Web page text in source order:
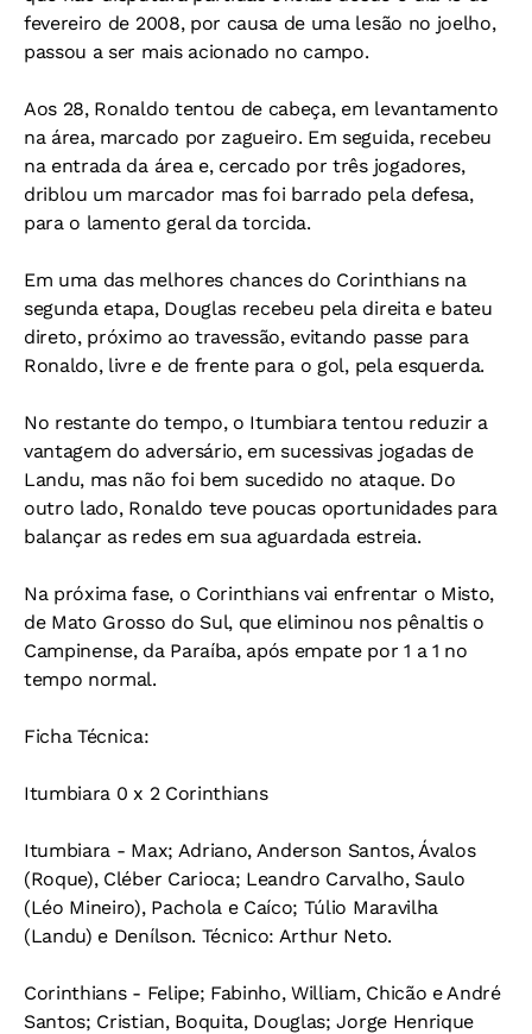
fevereiro de 2008, por causa de uma lesão no joelho,
passou a ser mais acionado no campo.
Aos 28, Ronaldo tentou de cabeça, em levantamento
na área, marcado por zagueiro. Em seguida, recebeu
na entrada da área e, cercado por três jogadores,
driblou um marcador mas foi barrado pela defesa,
para o lamento geral da torcida.
Em uma das melhores chances do Corinthians na
segunda etapa, Douglas recebeu pela direita e bateu
direto, próximo ao travessão, evitando passe para
Ronaldo, livre e de frente para o gol, pela esquerda.
No restante do tempo, o Itumbiara tentou reduzir a
vantagem do adversário, em sucessivas jogadas de
Landu, mas não foi bem sucedido no ataque. Do
outro lado, Ronaldo teve poucas oportunidades para
balançar as redes em sua aguardada estreia.
Na próxima fase, o Corinthians vai enfrentar o Misto,
de Mato Grosso do Sul, que eliminou nos pênaltis o
Campinense, da Paraíba, após empate por 1 a 1 no
tempo normal.
Ficha Técnica:
Itumbiara 0 x 2 Corinthians
Itumbiara - Max; Adriano, Anderson Santos, Ávalos
(Roque), Cléber Carioca; Leandro Carvalho, Saulo
(Léo Mineiro), Pachola e Caíco; Túlio Maravilha
(Landu) e Denílson. Técnico: Arthur Neto.
Corinthians - Felipe; Fabinho, William, Chicão e André
Santos; Cristian, Boquita, Douglas; Jorge Henrique